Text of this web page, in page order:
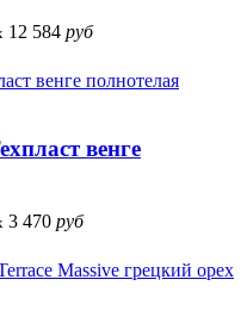
12 584 руб
венге
3 470 руб